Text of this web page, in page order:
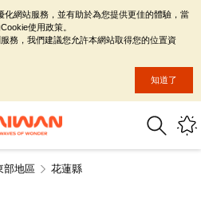
部地區 花蓮縣
網站服務，並有助於為您提供更佳的體驗，當
使用政策。
務，我們建議您允許本網站取得您的位置資
知道了